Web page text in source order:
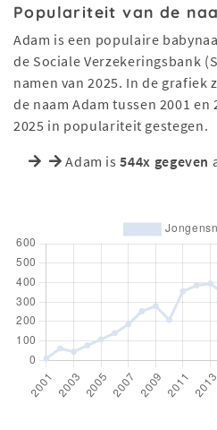
Populariteit van de
Adam is een populaire
de Sociale Verzekeringsbank
namen van 2025. In de grafiek
de naam Adam tussen 2001 en
2025 in populariteit gestegen.
Adam is544x gegeven